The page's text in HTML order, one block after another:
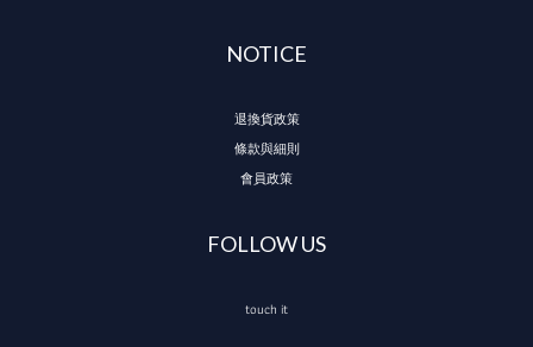
NOTICE
退換貨政策
條款與細則
會員政策
FOLLOW US
touch it